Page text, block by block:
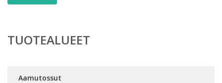
TUOTEALUEET
Aamutossut